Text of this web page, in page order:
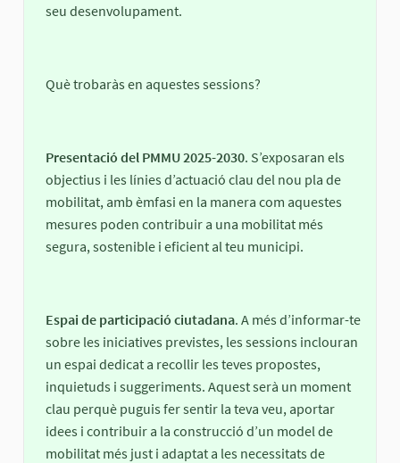
seu desenvolupament.
Què trobaràs en aquestes sessions?
Presentació del PMMU 2025-2030. S’exposaran els
objectius i les línies d’actuació clau del nou pla de
mobilitat, amb èmfasi en la manera com aquestes
mesures poden contribuir a una mobilitat més
segura, sostenible i eficient al teu municipi.
Espai de participació ciutadana. A més d’informar-te
sobre les iniciatives previstes, les sessions inclouran
un espai dedicat a recollir les teves propostes,
inquietuds i suggeriments. Aquest serà un moment
clau perquè puguis fer sentir la teva veu, aportar
idees i contribuir a la construcció d’un model de
mobilitat més just i adaptat a les necessitats de